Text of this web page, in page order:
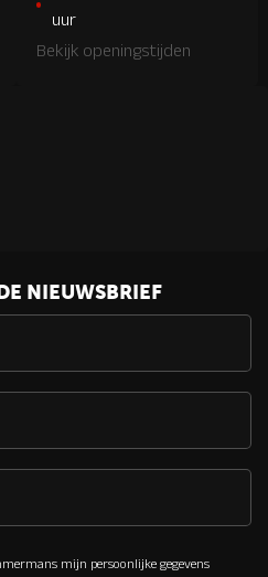
uur
Bekijk openingstijden
NIEUWSBRIEF
mijn persoonlijke gegevens